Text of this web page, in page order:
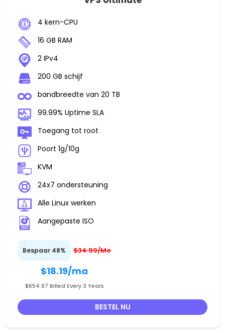
4 kern-CPU
16 GB RAM
2 IPv4
200 GB schijf
bandbreedte van 20 TB
99.99% Uptime SLA
Toegang tot root
Poort 1g/10g
KVM
24x7 ondersteuning
Alle Linux werken
Aangepaste ISO
Bespaar 48% $34.99/Mo
$18.19/ma
$654.97 Billed Every 3 Years
BESTEL NU